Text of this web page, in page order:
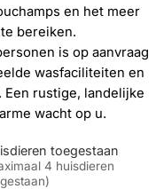
en het meer
bereiken.
is op aanvraag
wasfaciliteiten en
rustige, landelijke
wacht op u.
toegestaan
4 huisdieren
)